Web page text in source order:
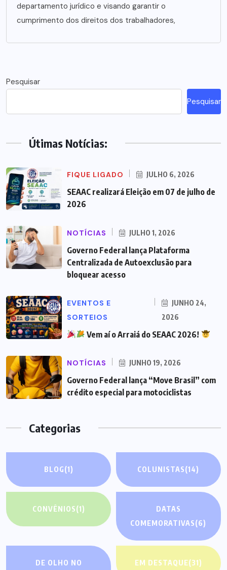
departamento jurídico e visando garantir o
cumprimento dos direitos dos trabalhadores,
Pesquisar
Pesquisar
Útimas Notícias:
FIQUE LIGADO JULHO 6, 2026
SEAAC realizará Eleição em 07 de julho de
2026
NOTÍCIAS JULHO 1, 2026
Governo Federal lança Plataforma
Centralizada de Autoexclusão para
bloquear acesso
EVENTOS E
SORTEIOS
JUNHO 24,
2026
Vem aí o Arraiá do SEAAC 2026!
NOTÍCIAS JUNHO 19, 2026
Governo Federal lança “Move Brasil” com
crédito especial para motociclistas
Categorias
BLOG(1) COLUNISTAS(14)
CONVÊNIOS(1)
DATAS
COMEMORATIVAS(6)
DE OLHO NO
EM DESTAQUE(31)